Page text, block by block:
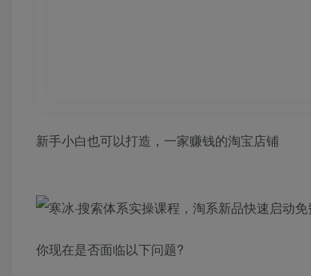
新手小白也可以打造，一家赚钱的淘宝店铺
你现在是否面临以下问题?